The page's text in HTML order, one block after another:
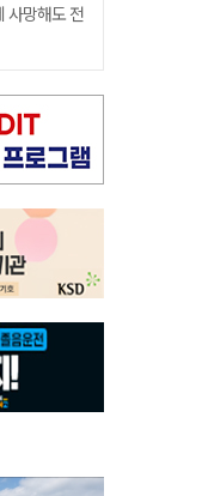
사망해도 전